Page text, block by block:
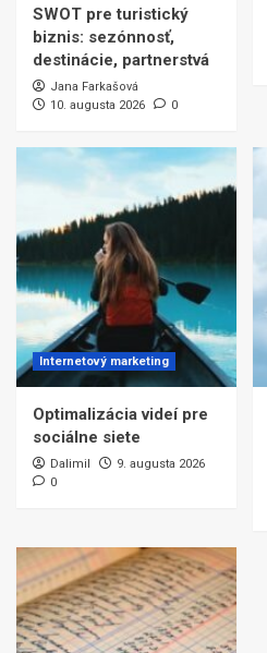
SWOT pre turistický
biznis: sezónnosť,
destinácie, partnerstvá
Jana Farkašová
10. augusta 2026
0
Internetový marketing
Optimalizácia videí pre
sociálne siete
Dalimil
9. augusta 2026
0